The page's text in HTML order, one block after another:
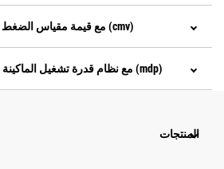
تقنية Cat Compaction مع قيمة مقياس الضغط (cmv)
نظام Cat Compaction مع نظام قدرة تشغيل الماكينة (mdp)
المنتجات